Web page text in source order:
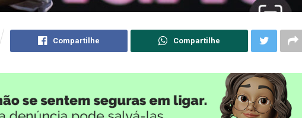
Compartilhe Compartilhe